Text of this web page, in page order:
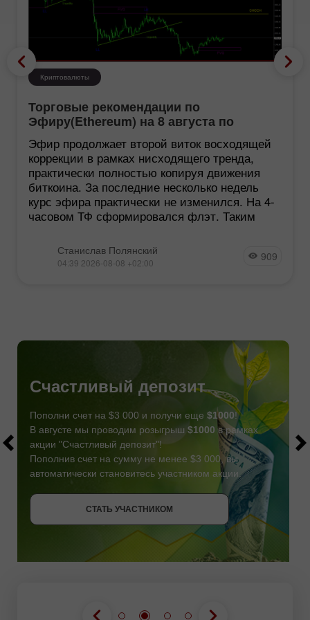
Криптовалюты
Торговые рекомендации по
Эфиру(Ethereum) на 8 августа по
системе ICT
Эфир продолжает второй виток восходящей
коррекции в рамках нисходящего тренда,
практически полностью копируя движения
биткоина. За последние несколько недель
курс эфира практически не изменился. На 4-
часовом ТФ сформировался флэт. Таким
Станислав Полянский
04:39 2026-08-08 +02:00 909
СТАТЬ УЧАСТНИКОМ
Счастливый депозит
Пополни счет на $3 000 и получи еще $1000!
В августе мы проводим розыгрыш $1000 в рамках
акции "Счастливый депозит"!
Пополнив счет на сумму не менее $3 000, вы
автоматически становитесь участником акции.
СТАТЬ УЧАСТНИКОМ
ПОЛУЧИТЬ БОНУС